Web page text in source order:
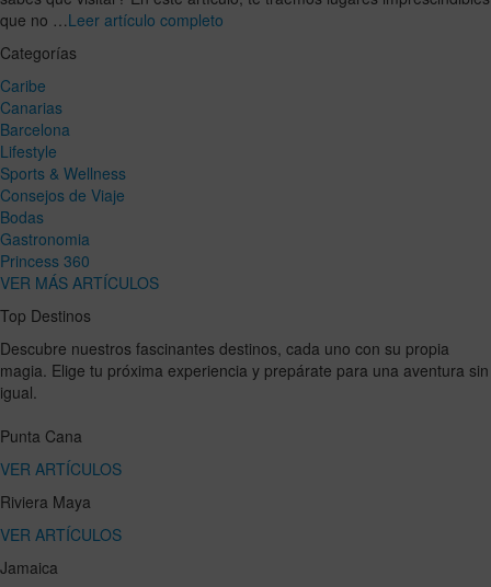
que no …Leer artículo completo
Categorías
Caribe
Canarias
Barcelona
Lifestyle
Sports & Wellness
Consejos de Viaje
Bodas
Gastronomia
Princess 360
VER MÁS ARTÍCULOS
Top Destinos
Descubre nuestros fascinantes destinos, cada uno con su propia
magia. Elige tu próxima experiencia y prepárate para una aventura sin
igual.
Punta Cana
VER ARTÍCULOS
Riviera Maya
VER ARTÍCULOS
Jamaica